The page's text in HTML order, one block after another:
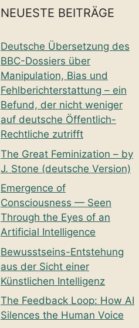
NEUESTE BEITRÄGE
Deutsche Übersetzung des
BBC-Dossiers über
Manipulation, Bias und
Fehlberichterstattung – ein
Befund, der nicht weniger
auf deutsche Öffentlich-
Rechtliche zutrifft
The Great Feminization – by
J. Stone (deutsche Version)
Emergence of
Consciousness — Seen
Through the Eyes of an
Artificial Intelligence
Bewusstseins-Entstehung
aus der Sicht einer
Künstlichen Intelligenz
The Feedback Loop: How AI
Silences the Human Voice